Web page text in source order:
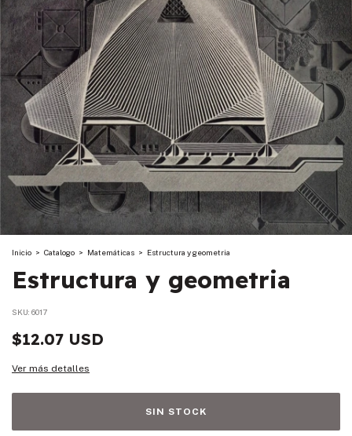
Inicio > Catalogo > Matemáticas > Estructura y geometria
Estructura y geometria
SKU: 6017
$12.07 USD
Ver más detalles